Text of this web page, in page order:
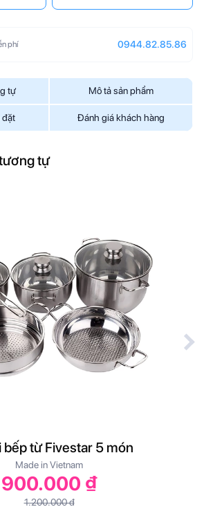
phí 0944.82.85.86
tự Mô tả sản phẩm
đặt Đánh giá khách hàng
tự
bếp từ Fivestar 5 món
Made in Vietnam
900.000 ₫
1.200.000 đ